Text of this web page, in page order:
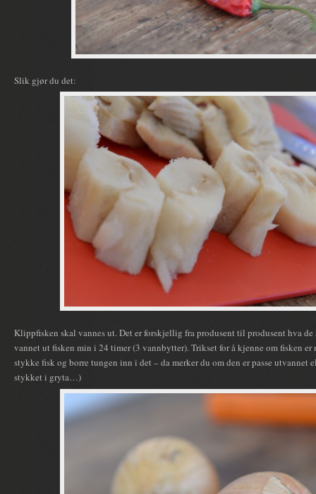
Slik gjør du det:
Klippfisken skal vannes ut. Det er forskjellig fra produsent til produsent hva de
vannet ut fisken min i 24 timer (3 vannbytter). Trikset for å kjenne om fisken er
stykke fisk og borre tungen inn i det – da merker du om den er passe utvannet
stykket i gryta…)